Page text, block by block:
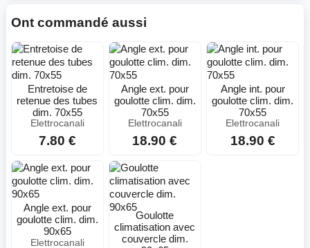
Ont commandé aussi
Entretoise de
retenue des tubes
dim. 70x55
Elettrocanali
7.80 €
Angle ext. pour
goulotte clim. dim.
70x55
Elettrocanali
18.90 €
Angle int. pour
goulotte clim. dim.
70x55
Elettrocanali
18.90 €
Angle ext. pour
goulotte clim. dim.
90x65
Elettrocanali
Goulotte
climatisation avec
couvercle dim.